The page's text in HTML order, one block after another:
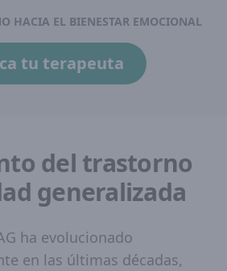
HACIA EL BIENESTAR EMOCIONAL
tu terapeuta
del trastorno
generalizada
ha evolucionado
en las últimas décadas,